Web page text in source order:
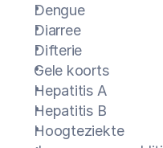
Dengue
Diarree
Difterie
Gele koorts
Hepatitis A
Hepatitis B
Hoogteziekte